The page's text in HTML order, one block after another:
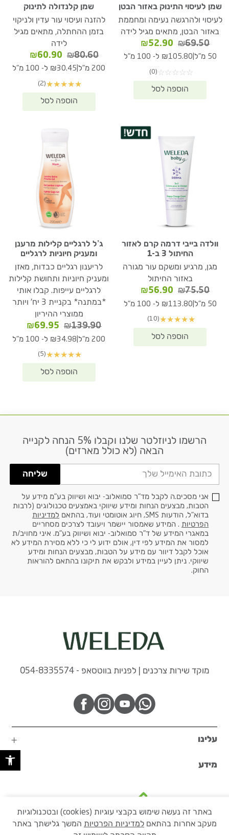
שמן לעיסוי התינוק באזור הבטן
לעיסוי ולהרגשה נעימה ומחממת
באזור הבטן, מתאים מגיל לידה
₪69.50
המחיר
המקורי
₪69.50.
₪52.90
המחיר
הנוכחי
50 מ"ל ₪105.80 ל- 100 מ"ל
☆
☆
☆
☆
☆
(0)
שמן קלנדולה לתינוק
להזנה ועיסוי עור עדין ולניקוי
בזמן ההחתלה, מתאים מגיל
לידה
₪80.60
המחיר
המקורי
₪80.60.
₪60.90
הנוכחי
200 מ"ל ₪30.45 ל- 100 מ"ל
★
★
★
★
★
(2)
וולדה בייבי דרמה קרם לאזור
החיתול 3 ב-1
מגן, מרגיע ומשקם עור מגורה
באזור החיתול
₪75.50
המחיר
המקורי
₪75.50.
₪56.90
המחיר
הנוכחי
50 מ"ל ₪113.80 ל- 100 מ"ל
★
★
★
★
★
(10)
ג’ל לרגליים קלילות מרענן
ומעניק חיוניות לרגליים
לריענון רגליים כבדות, מאזן
ומעניק חיוניות ותחושת קלילות
לרגליים עייפות. קבלו אותי
*במתנה* בקניית 3 יח' ויותר
ממוצרי ההיריון
₪139.90
המחיר
המקורי
₪139.90.
₪69.95
המחיר
הנוכחי
200 מ"ל ₪34.98 ל- 100 מ"ל
★
★
★
★
★
(5)
הרשמו לניוזלטר שלנו וקבלו 5% הנחה לקנייה
הבאה (לא כולל מארזים)
דוא׳׳ל
שליחה
אני מסכים.ה לקבל מד"ר סמואלוב- יבוא ושיווק בע"מ מידע על
הטבות, מבצעים הנחות ומידע שיווקי באמצעים טכנולוגים (לרבות
בדוא"ל, הודעות SMS, חיוג אוטומטי ועוד, בהתאם
למדיניות
הפרטיות . המידע שאמסור יישמר ויעובד לצרכים מסחריים
במאגרי המידע של ד"ר סמואלוב- יבוא ושיווק בע"מ. איני מחויב/ת
למסור את המידע לפי דין, אולם ידוע לי כי ללא מסירת המידע לא
אוכל לקבל דיוור עם מידע על הטבות, מבצעים הנחות ומידע
שיווקי. ניתן לעיין במידע ולבקש את תיקונו בהתאם להוראות
החוק.
מוקד שירות צרכנים | לפניות בווטסאפ - 054-8335574
עלינו
מידע
באתר זה נעשה שימוש בקבצי עוגיות (cookies) ובטכנולוגיות
מעקב אחרות בהתאם למדיניות הפרטיות המשך גלישתך באתר